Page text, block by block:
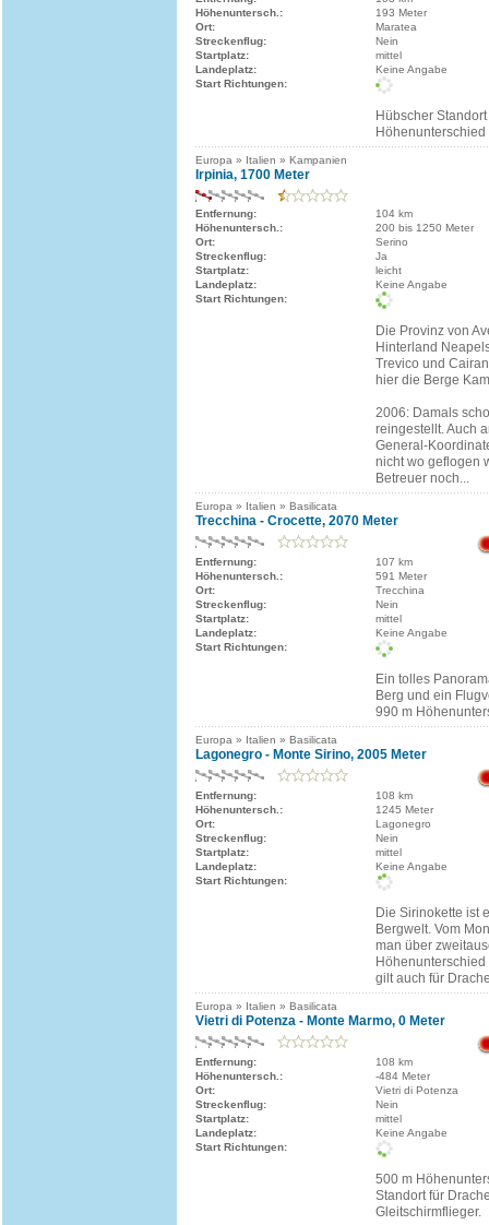
Höhenuntersch.:
193 Meter
Ort:
Maratea
Streckenflug:
Nein
Startplatz:
mittel
Landeplatz:
Keine Angabe
Start Richtungen:
Hübscher
Höhenunterschied
Europa » Italien » Kampanien
Irpinia, 1700 Meter
Entfernung:
104 km
Höhenuntersch.:
200 bis 1250 Meter
Ort:
Serino
Streckenflug:
Ja
Startplatz:
leicht
Landeplatz:
Keine Angabe
Start Richtungen:
Die Provinz von
Hinterland
Trevico und
hier die Berge
2006: Damals
reingestellt. Auch
General-
nicht wo geflogen
Betreuer noch...
Europa » Italien » Basilicata
Trecchina - Crocette, 2070 Meter
Entfernung:
107 km
Höhenuntersch.:
591 Meter
Ort:
Trecchina
Streckenflug:
Nein
Startplatz:
mittel
Landeplatz:
Keine Angabe
Start Richtungen:
Ein tolles
Berg und ein
990 m
Europa » Italien » Basilicata
Lagonegro - Monte Sirino, 2005 Meter
Entfernung:
108 km
Höhenuntersch.:
1245 Meter
Ort:
Lagonegro
Streckenflug:
Nein
Startplatz:
mittel
Landeplatz:
Keine Angabe
Start Richtungen:
Die Sirinokette ist
Bergwelt. Vom
man über
gilt auch für
Europa » Italien » Basilicata
Vietri di Potenza - Monte Marmo, 0 Meter
Entfernung:
108 km
Höhenuntersch.:
-484 Meter
Ort:
Vietri di Potenza
Streckenflug:
Nein
Startplatz:
mittel
Landeplatz:
Keine Angabe
Start Richtungen:
500 m
Standort für
Gleitschirmflieger.